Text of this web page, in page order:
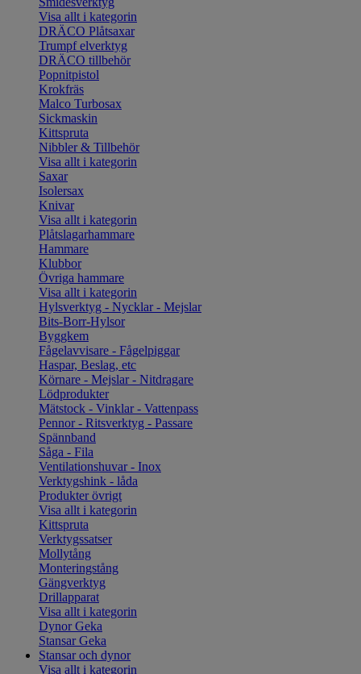
Visa allt i kategorin
DRÄCO Plåtsaxar
Trumpf elverktyg
DRÄCO tillbehör
Popnitpistol
Krokfräs
Malco Turbosax
Sickmaskin
Kittspruta
Nibbler & Tillbehör
Visa allt i kategorin
Saxar
Isolersax
Knivar
Visa allt i kategorin
Plåtslagarhammare
Hammare
Klubbor
Övriga hammare
Visa allt i kategorin
Hylsverktyg - Nycklar - Mejslar
Bits-Borr-Hylsor
Byggkem
Fågelavvisare - Fågelpiggar
Haspar, Beslag, etc
Körnare - Mejslar - Nitdragare
Lödprodukter
Mätstock - Vinklar - Vattenpass
Pennor - Ritsverktyg - Passare
Spännband
Såga - Fila
Ventilationshuvar - Inox
Verktygshink - låda
Produkter övrigt
Visa allt i kategorin
Kittspruta
Verktygssatser
Mollytång
Monteringstång
Gängverktyg
Drillapparat
Visa allt i kategorin
Dynor Geka
Stansar Geka
Stansar och dynor
Visa allt i kategorin